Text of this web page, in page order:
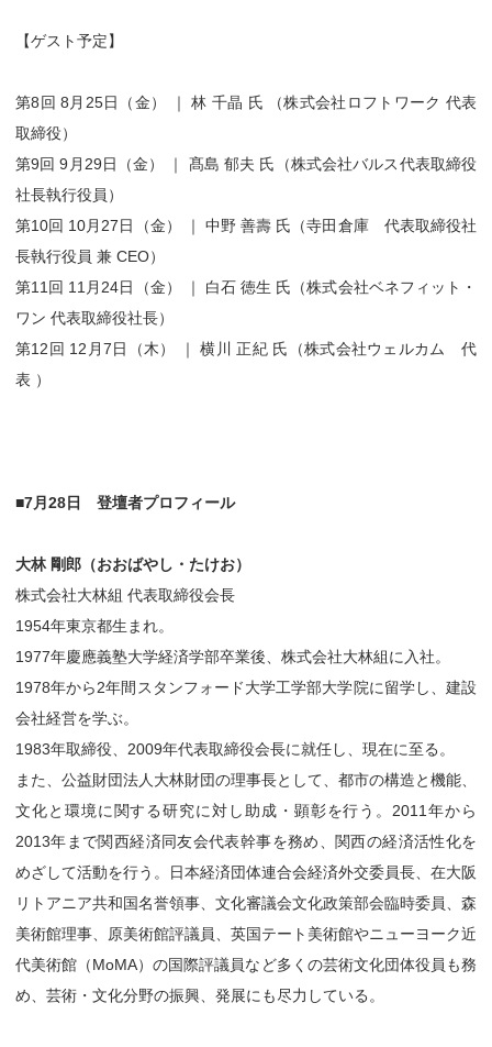
【ゲスト予定】
第8回 8月25日（金） ｜ 林 千晶 氏 （株式会社ロフトワーク 代表
取締役）
第9回 9月29日（金） ｜ 髙島 郁夫 氏（株式会社バルス代表取締役
社長執行役員）
第10回 10月27日（金） ｜ 中野 善壽 氏（寺田倉庫 代表取締役社
長執行役員 兼 CEO）
第11回 11月24日（金） ｜ 白石 徳生 氏（株式会社ベネフィット・
ワン 代表取締役社長）
第12回 12月7日（木） ｜ 横川 正紀 氏（株式会社ウェルカム 代
表 ）
■7月28日 登壇者プロフィール
大林 剛郎（おおばやし・たけお）
株式会社大林組 代表取締役会長
1954年東京都生まれ。
1977年慶應義塾大学経済学部卒業後、株式会社大林組に入社。
1978年から2年間スタンフォード大学工学部大学院に留学し、建設
会社経営を学ぶ。
1983年取締役、2009年代表取締役会長に就任し、現在に至る。
また、公益財団法人大林財団の理事長として、都市の構造と機能、
文化と環境に関する研究に対し助成・顕彰を行う。2011年から
2013年まで関西経済同友会代表幹事を務め、関西の経済活性化を
めざして活動を行う。日本経済団体連合会経済外交委員長、在大阪
リトアニア共和国名誉領事、文化審議会文化政策部会臨時委員、森
美術館理事、原美術館評議員、英国テート美術館やニューヨーク近
代美術館（MoMA）の国際評議員など多くの芸術文化団体役員も務
め、芸術・文化分野の振興、発展にも尽力している。